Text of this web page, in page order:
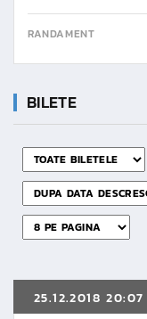
RANDAMENT
BILETE
25.12.2018 20:07